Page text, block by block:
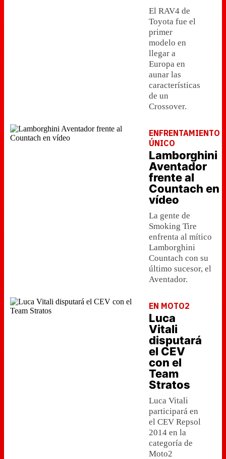
El RAV4 de
Toyota fue el
primer
modelo en
llegar a
Europa en
aunar las
características
de un
Crossover.
ENFRENTAMIENTO
ÚNICO
Lamborghini
Aventador
frente al
Countach en
vídeo
La gente de
Smoking Tire
enfrenta al mítico
Lamborghini
Countach con su
último sucesor, el
Aventador.
EN MOTO2
Luca
Vitali
disputará
el CEV
con el
Team
Stratos
Luca Vitali
participará en
el CEV Repsol
2014 en la
categoría de
Moto2